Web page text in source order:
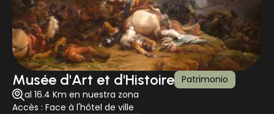
Musée d'Art et d'Histoire Patrimonio
al 16.4 Km en nuestra zona
Accès : Face à l'hôtel de ville